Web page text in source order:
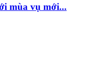
mùa vụ mới...